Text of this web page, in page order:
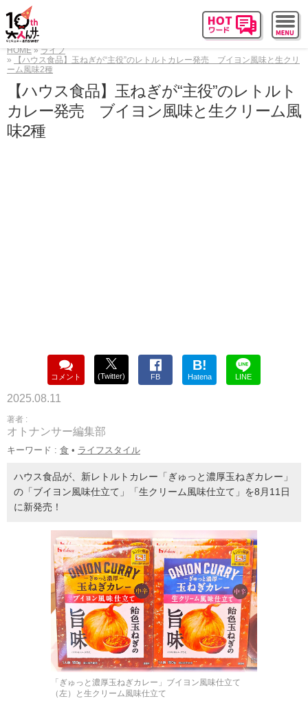
HOME
ライフ
【ハウス食品】玉ねぎが“主役”のレトルトカレー発売 ブイヨン風味と生クリ
ーム風味2種
【ハウス食品】玉ねぎが“主役”のレトルト
カレー発売 ブイヨン風味と生クリーム風
味2種
コメント (Twitter) FB
B!
Hatena LINE
2025.08.11
著者 :
オトナンサー編集部
キーワード : 食 • ライフスタイル
ハウス食品が、新レトルトカレー「ぎゅっと濃厚玉ねぎカレー」
の「ブイヨン風味仕立て」「生クリーム風味仕立て」を8月11日
に新発売！
「ぎゅっと濃厚玉ねぎカレー」ブイヨン風味仕立て
（左）と生クリーム風味仕立て